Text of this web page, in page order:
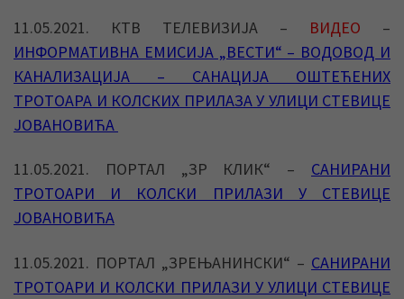
11.05.2021. КТВ ТЕЛЕВИЗИЈА – ВИДЕО –
ИНФОРМАТИВНА ЕМИСИЈА „ВЕСТИ“ – ВОДОВОД И
КАНАЛИЗАЦИЈА – САНАЦИЈА ОШТЕЋЕНИХ
ТРОТОАРА И КОЛСКИХ ПРИЛАЗА У УЛИЦИ СТЕВИЦЕ
ЈОВАНОВИЋА
11.05.2021. ПОРТАЛ „ЗР КЛИК“ – САНИРАНИ
ТРОТОАРИ И КОЛСКИ ПРИЛАЗИ У СТЕВИЦЕ
ЈОВАНОВИЋА
11.05.2021. ПОРТАЛ „ЗРЕЊАНИНСКИ“ – САНИРАНИ
ТРОТОАРИ И КОЛСКИ ПРИЛАЗИ У УЛИЦИ СТЕВИЦЕ